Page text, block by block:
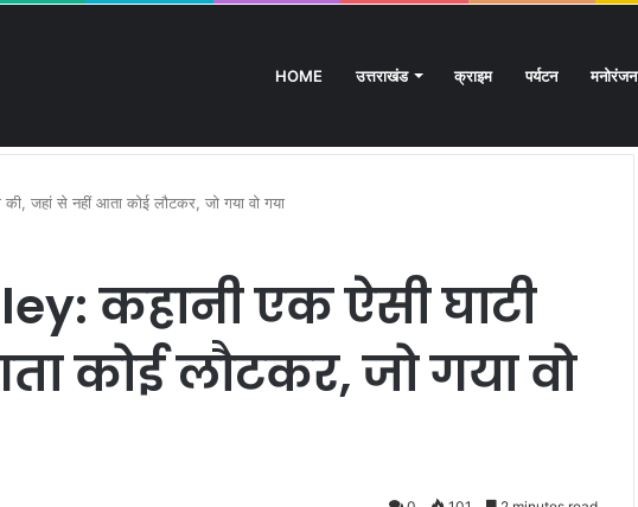
HOME उत्तराखंड क्राइम पर्यटन मनोरंजन
जहां से नहीं आता कोई लौटकर, जो गया वो गया
कहानी एक ऐसी घाटी
कोई लौटकर, जो गया वो